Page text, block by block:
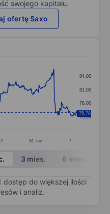
swojego kapitału.
ofertę Saxo
categories.
values. Data
31 sie 7
75,00
78,00
81,00
84,00
75,78
3 mies. 6 mies.
dostęp do większej ilości
i analiz.